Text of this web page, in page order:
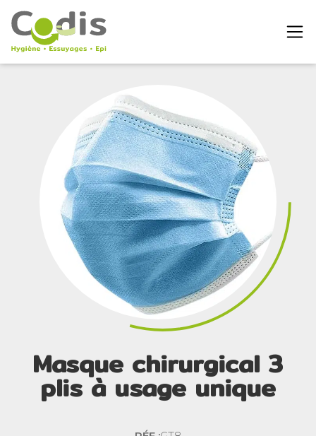
Masque chirurgical 3
plis à usage unique